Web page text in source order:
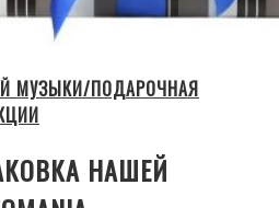
МУЗЫКИ/ПОДАРОЧНАЯ
НАШЕЙ